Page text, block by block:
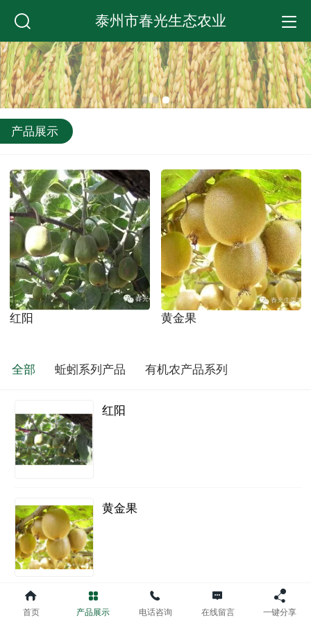
泰州市春光生态农业
产品展示
红阳 黄金果
全部 蚯蚓系列产品 有机农产品系列
红阳
黄金果
基地设备展示
首页 产品展示 电话咨询 在线留言 一键分享